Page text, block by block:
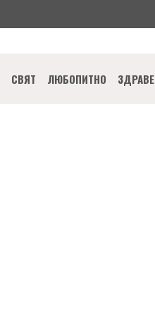
СВЯТ ЛЮБОПИТНО ЗДРАВЕ